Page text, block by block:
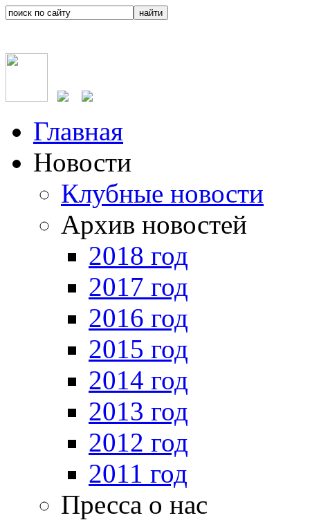
Главная
Новости
Клубные новости
Архив новостей
2018 год
2017 год
2016 год
2015 год
2014 год
2013 год
2012 год
2011 год
Пресса о нас